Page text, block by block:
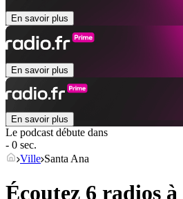
En savoir plus
En savoir plus
En savoir plus
Le podcast débute dans
- 0 sec.
Ville Santa Ana
Écoutez 6 radios à